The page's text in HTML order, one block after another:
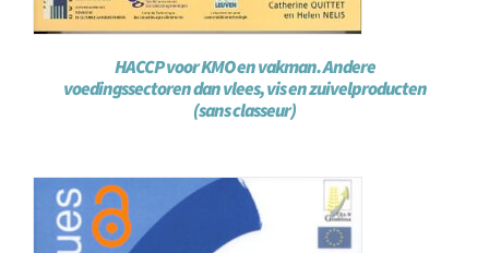
HACCP voor KMO en vakman. Andere
voedingssectoren dan vlees, vis en zuivelproducten
(sans classeur)